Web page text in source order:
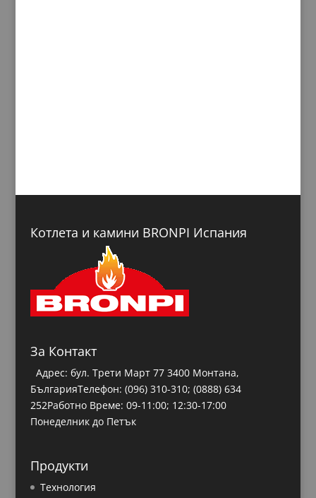
Котлета и камини BRONPI Испания
За Контакт
Адрес: бул. Трети Март 77 3400 Монтана,
БългарияТелефон: (096) 310-310; (0888) 634
252Работно Време: 09-11:00; 12:30-17:00
Понеделник до Петък
Продукти
Технология